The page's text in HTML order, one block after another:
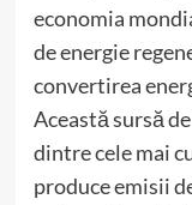
economia
de energie
convertirea
Această sursă
dintre cele mai
produce emisii